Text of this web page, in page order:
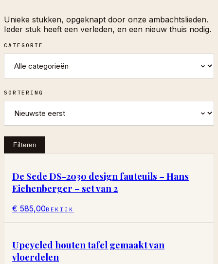
Unieke stukken, opgeknapt door onze ambachtslieden.
Ieder stuk heeft een verleden, en een nieuw thuis nodig.
CATEGORIE
SORTERING
Filteren
De Sede DS-2030 design fauteuils – Hans
Eichenberger – set van 2
€ 585,00BEKIJK
Upcycled houten tafel gemaakt van
vloerdelen